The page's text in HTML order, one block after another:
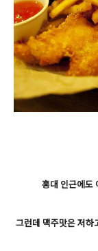
홍대 인근에도
그런데 맥주맛은 저하